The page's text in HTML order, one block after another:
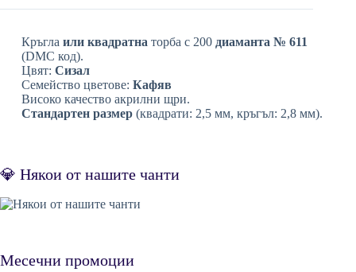
Кръгла или квадратна торба с 200 диаманта № 611
(DMC код).
Цвят: Сизал
Семейство цветове: Кафяв
Високо качество акрилни щри.
Стандартен размер(квадрати: 2,5 мм, кръгъл: 2,8 мм).
💎 Някои от нашите чанти
Месечни промоции